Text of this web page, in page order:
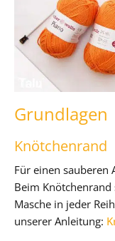
Grundlagen
Knötchenrand
Für einen sauberen
Beim
Masche in jeder
unserer Anleitung: